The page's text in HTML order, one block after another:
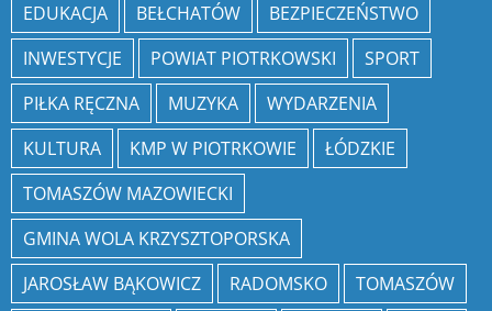
EDUKACJA
BEŁCHATÓW
BEZPIECZEŃSTWO
INWESTYCJE
POWIAT PIOTRKOWSKI
SPORT
PIŁKA RĘCZNA
MUZYKA
WYDARZENIA
KULTURA
KMP W PIOTRKOWIE
ŁÓDZKIE
TOMASZÓW MAZOWIECKI
GMINA WOLA KRZYSZTOPORSKA
JAROSŁAW BĄKOWICZ
RADOMSKO
TOMASZÓW